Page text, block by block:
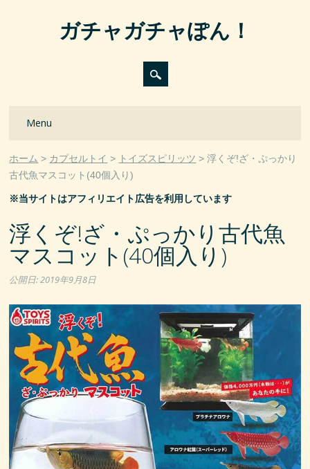
ガチャガチャぽん！
Main menu
Menu
ホーム カプセルトイ トイズスピリッツ
浮くぞ!ざ・ぷっかり
古代魚マスコット(40個入り)
※当サイトはアフィリエイト広告を利用しています
浮くぞ!ざ・ぷっかり古代魚
マスコット(40個入り)
公開日:2019年9月8日